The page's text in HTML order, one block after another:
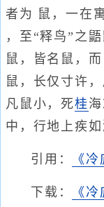
者为 鼠，一在
，至“释鸟”之
鼠，皆名鼠，
鼠，长仅寸许
凡鼠小，死桂
中，行地上疾
引用： 《
下载： 《